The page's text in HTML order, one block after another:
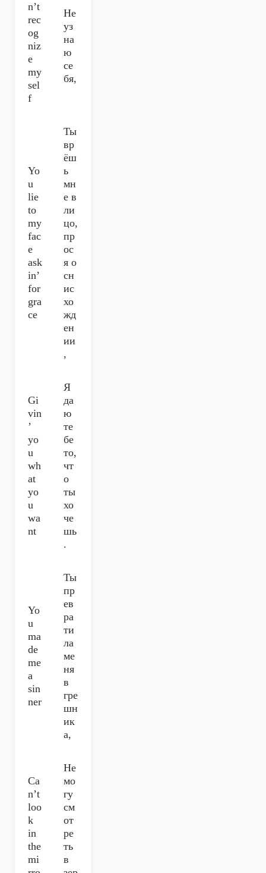
n’t
rec
og
niz
e
my
sel
f
Не
уз
на
ю
се
бя,
Yo
u
lie
to
my
fac
e
ask
in’
for
gra
ce
Ты
вр
ёш
ь
мн
е в
ли
цо,
пр
ос
я о
сн
ис
хо
жд
ен
ии
,
Gi
vin
’
yo
u
wh
at
yo
u
wa
nt
Я
да
ю
те
бе
то,
чт
о
ты
хо
че
шь
.
Yo
u
ma
de
me
a
sin
ner
Ты
пр
ев
ра
ти
ла
ме
ня
в
гре
шн
ик
а,
Ca
n’t
loo
k
in
the
mi
Не
мо
гу
см
от
ре
ть
в